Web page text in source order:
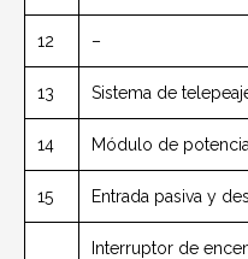
12 –
13 Sistema de
14 Módulo de
15 Entrada pasiva y
Interruptor de